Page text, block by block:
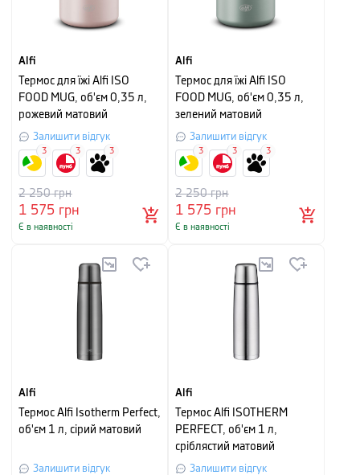
Alfi
Термос для їжі Alfi ISO
FOOD MUG, об'єм 0,35 л,
рожевий матовий
Залишити відгук
1 575 грн
2 250грн
Є в наявності
3 3 3
Alfi
Термос для їжі Alfi ISO
FOOD MUG, об'єм 0,35 л,
зелений матовий
Залишити відгук
1 575 грн
2 250грн
Є в наявності
3 3 3
Alfi
Термос Alfi Isotherm Perfect,
об'єм 1 л, сірий матовий
Залишити відгук
Alfi
Термос Alfi ISOTHERM
PERFECT, об'єм 1 л,
сріблястий матовий
Залишити відгук